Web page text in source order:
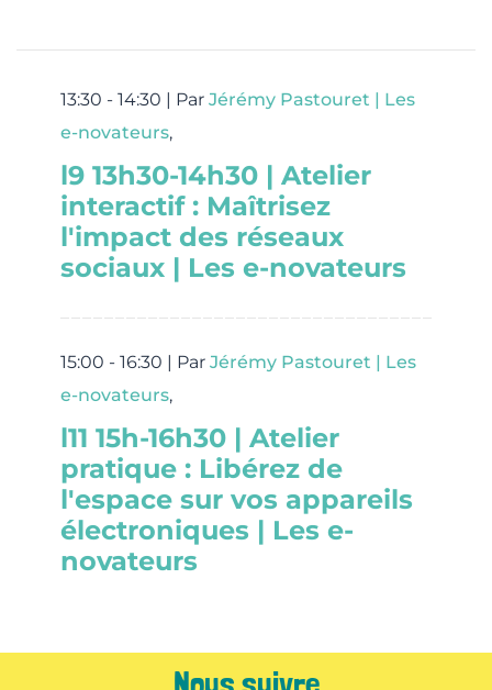
13:30 - 14:30 | Par Jérémy Pastouret | Les
e-novateurs,
l9 13h30-14h30 | Atelier
interactif : Maîtrisez
l'impact des réseaux
sociaux | Les e-novateurs
15:00 - 16:30 | Par Jérémy Pastouret | Les
e-novateurs,
l11 15h-16h30 | Atelier
pratique : Libérez de
l'espace sur vos appareils
électroniques | Les e-
novateurs